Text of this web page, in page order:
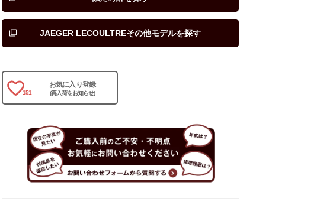
JAEGER LECOULTREその他モデルを探す
151
お気に入り登録
(再入荷をお知らせ)
保証書
箱